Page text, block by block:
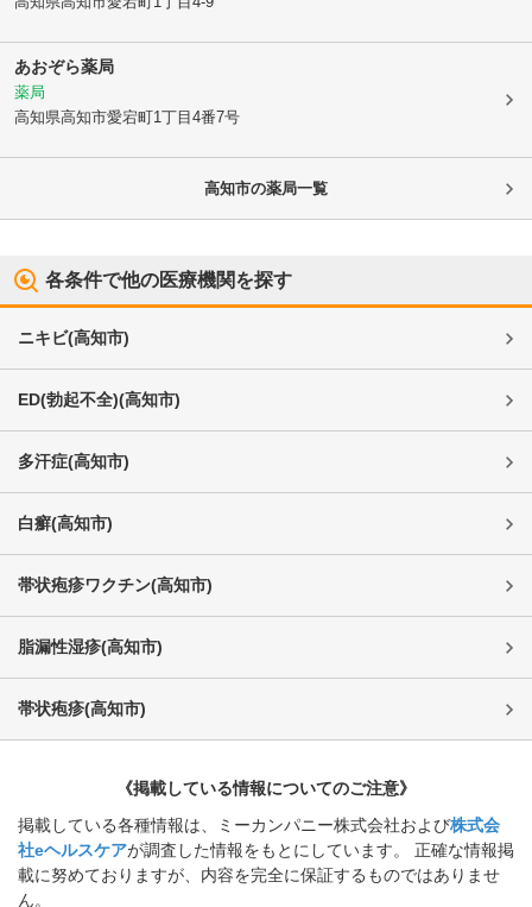
あおぞら薬局
薬局
高知県高知市愛宕町1丁目4番7号
高知市の薬局一覧
各条件で他の医療機関を探す
ニキビ(高知市)
ED(勃起不全)(高知市)
多汗症(高知市)
白癬(高知市)
帯状疱疹ワクチン(高知市)
脂漏性湿疹(高知市)
帯状疱疹(高知市)
《掲載している情報についてのご注意》
掲載している各種情報は、ミーカンパニー株式会社および株式会
社eヘルスケアが調査した情報をもとにしています。 正確な情報掲
載に努めておりますが、内容を完全に保証するものではありませ
ん。